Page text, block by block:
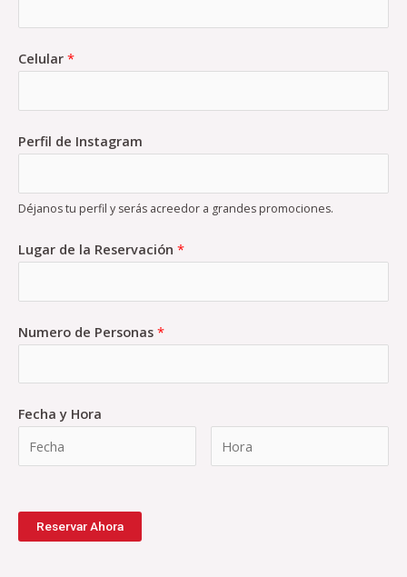
Celular *
Perfil de Instagram
Déjanos tu perfil y serás acreedor a grandes promociones.
Lugar de la Reservación *
Numero de Personas *
Fecha y Hora
Reservar Ahora